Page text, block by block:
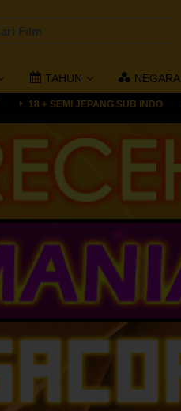
TAHUN NEGARA
18 + SEMI JEPANG SUB INDO